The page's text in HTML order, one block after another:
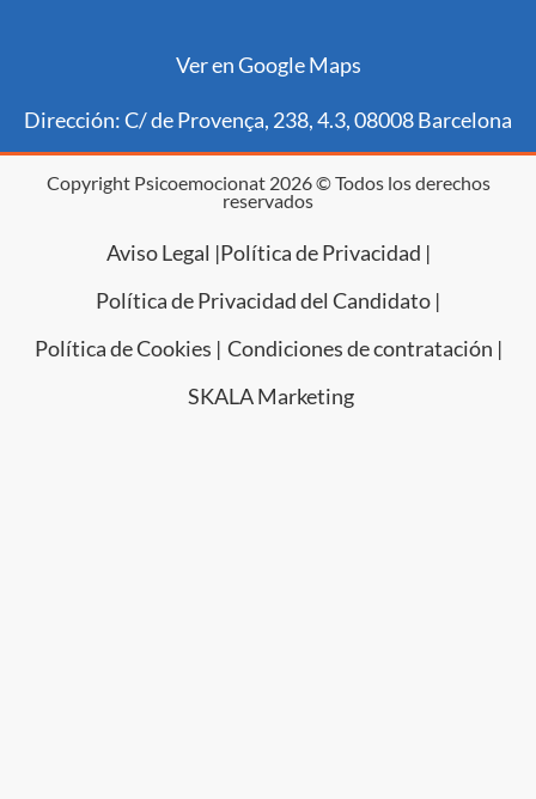
Ver en Google Maps
Dirección: C/ de Provença, 238, 4.3, 08008 Barcelona
Copyright Psicoemocionat 2026 © Todos los derechos
reservados
Aviso Legal |Política de Privacidad |
Política de Privacidad del Candidato |
Política de Cookies | Condiciones de contratación |
SKALA Marketing